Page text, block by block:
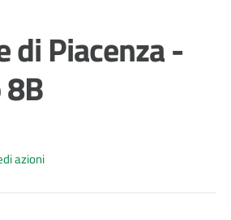
di Piacenza -
azioni